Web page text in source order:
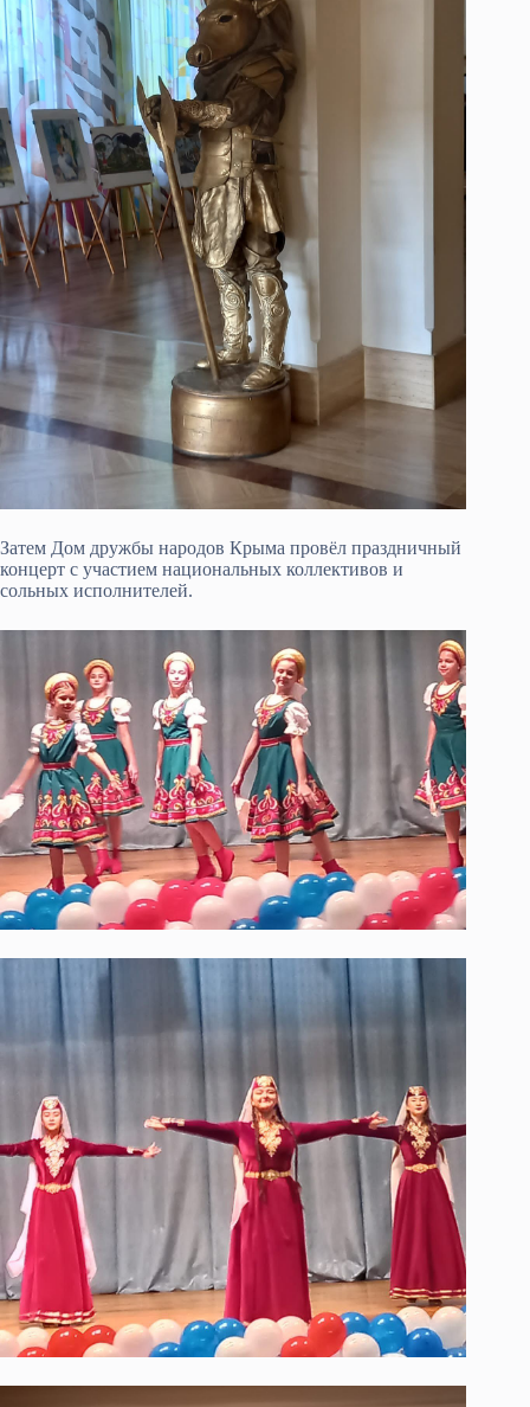
Затем Дом дружбы народов Крыма провёл праздничный
концерт с участием национальных коллективов и
сольных исполнителей.